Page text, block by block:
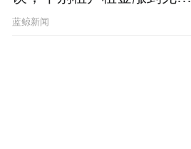
想象
蓝鲸新闻